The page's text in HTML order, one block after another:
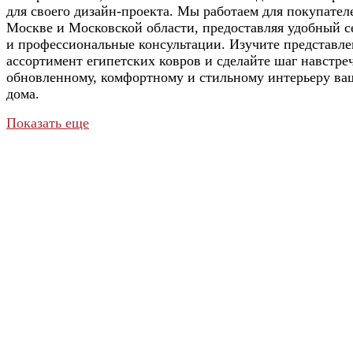
для своего дизайн-проекта. Мы работаем для
Москве и Московской области, предоставляя удобный
и профессиональные консультации. Изучите
ассортимент египетских ковров и сделайте шаг
обновленному, комфортному и стильному интерьеру
дома.
Показать еще